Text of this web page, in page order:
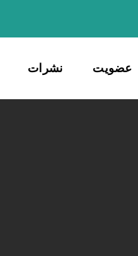
عضویت نشرات